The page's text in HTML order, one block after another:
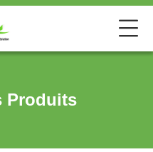
Produits